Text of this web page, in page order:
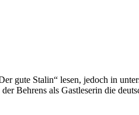
gute Stalin“ lesen, jedoch in
Behrens als Gastleserin die